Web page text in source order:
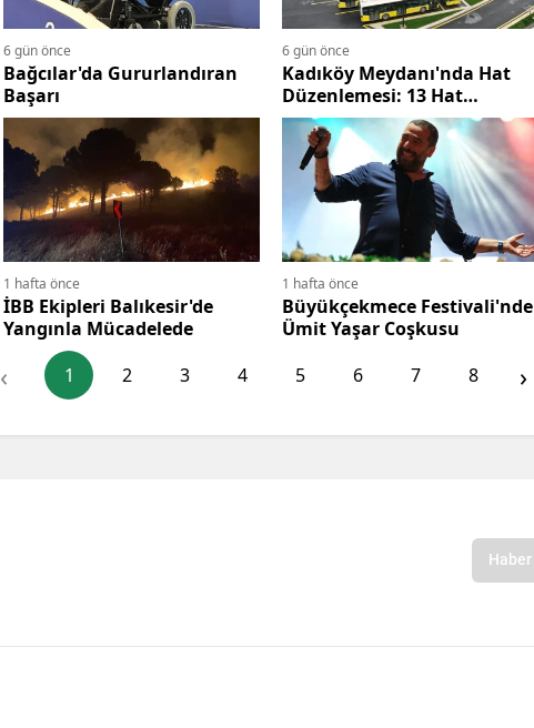
6 gün önce
Bağcılar'da Gururlandıran
Başarı
6 gün önce
Kadıköy Meydanı'nda Hat
Düzenlemesi: 13 Hat
Uzunçayır'a Taşınıyor
1 hafta önce
İBB Ekipleri Balıkesir'de
Yangınla Mücadelede
1 hafta önce
Büyükçekmece Festivali'nde
Ümit Yaşar Coşkusu
‹ 1 2 3 4 5 6 7 8 ›